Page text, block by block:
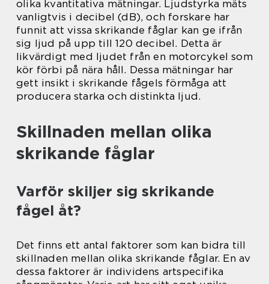
olika kvantitativa mätningar. Ljudstyrka mäts
vanligtvis i decibel (dB), och forskare har
funnit att vissa skrikande fåglar kan ge ifrån
sig ljud på upp till 120 decibel. Detta är
likvärdigt med ljudet från en motorcykel som
kör förbi på nära håll. Dessa mätningar har
gett insikt i skrikande fågels förmåga att
producera starka och distinkta ljud.
Skillnaden mellan olika
skrikande fåglar
Varför skiljer sig skrikande
fågel åt?
Det finns ett antal faktorer som kan bidra till
skillnaden mellan olika skrikande fåglar. En av
dessa faktorer är individens artspecifika